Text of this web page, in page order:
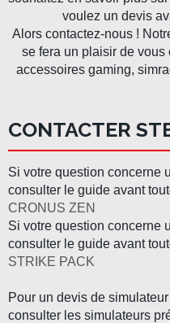
voulez un devis
Alors contactez-nous !
se fera un plaisir de
accessoires gaming,
CONTACTER
Si votre question concerne
consulter le guide avant
CRONUS ZEN
Si votre question concerne
consulter le guide avant
STRIKE PACK
Pour un devis de
consulter les simulateurs